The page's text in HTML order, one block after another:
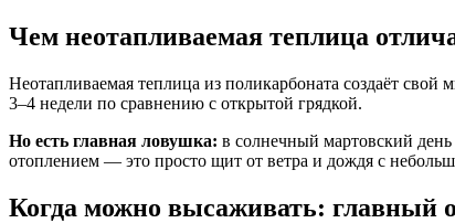
Чем неотапливаемая теплица
Неотапливаемая теплица из поликарбоната создаёт
3–4 недели по сравнению с открытой грядкой.
Но есть главная ловушка: в солнечный мартовский
отоплением — это просто щит от ветра и дождя с
Когда можно высаживать: главный